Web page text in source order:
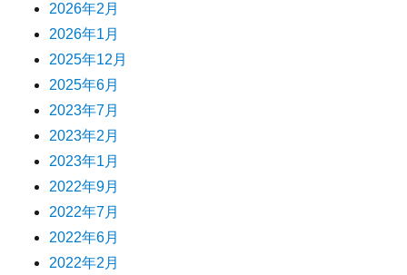
2026年2月
2026年1月
2025年12月
2025年6月
2023年7月
2023年2月
2023年1月
2022年9月
2022年7月
2022年6月
2022年2月